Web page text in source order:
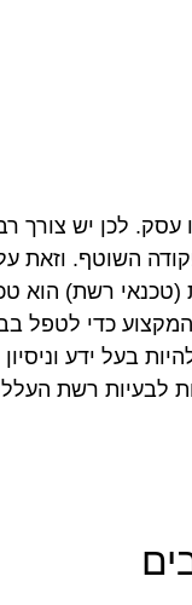
לכן יש צורך
השוטף. וזאת
רשת) הוא
כדי לטפל
בעל ידע וניסיון
לבעיות רשת